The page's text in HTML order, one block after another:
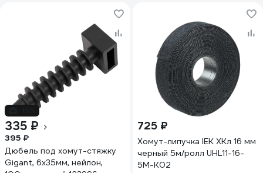
335 ₽
395 ₽
Дюбель под хомут-стяжку
Gigant, 6x35мм, нейлон,
725 ₽
Хомут-липучка IEK ХКл 16 мм
черный 5м/ролл UHL11-16-
5M-K02